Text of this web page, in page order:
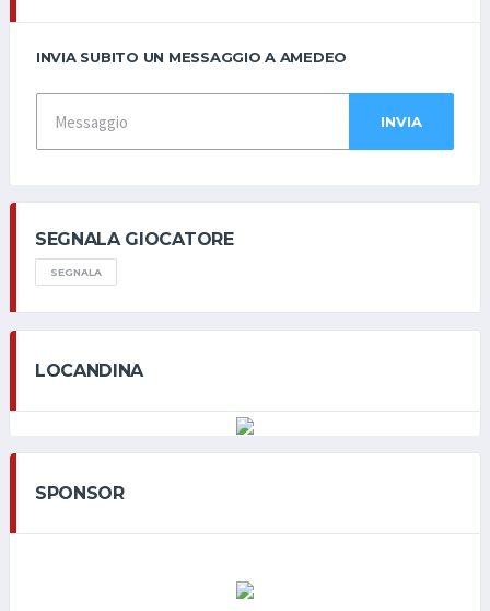
INVIA SUBITO UN MESSAGGIO A AMEDEO
INVIA
SEGNALA GIOCATORE
SEGNALA
LOCANDINA
SPONSOR